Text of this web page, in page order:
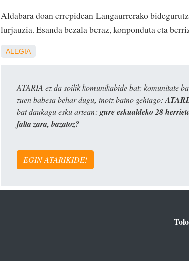
Aldabara doan errepidean Langaurrerako
lurjauzia. Esanda bezala beraz, konponduta eta
ALEGIA
ATARIA ez da soilik komunikabide bat: komunitate
zuen babesa behar dugu, inoiz baino gehiago:
bat daukagu esku artean: gure eskualdeko 28
falta zara, bazatoz?
EGIN ATARIKIDE!